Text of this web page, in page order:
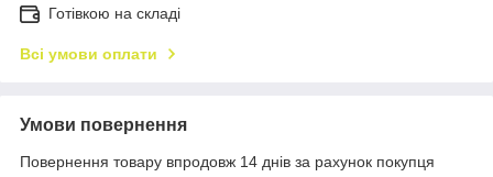
Готівкою на складі
Всі умови оплати
Умови повернення
Повернення товару впродовж 14 днів за рахунок покупця